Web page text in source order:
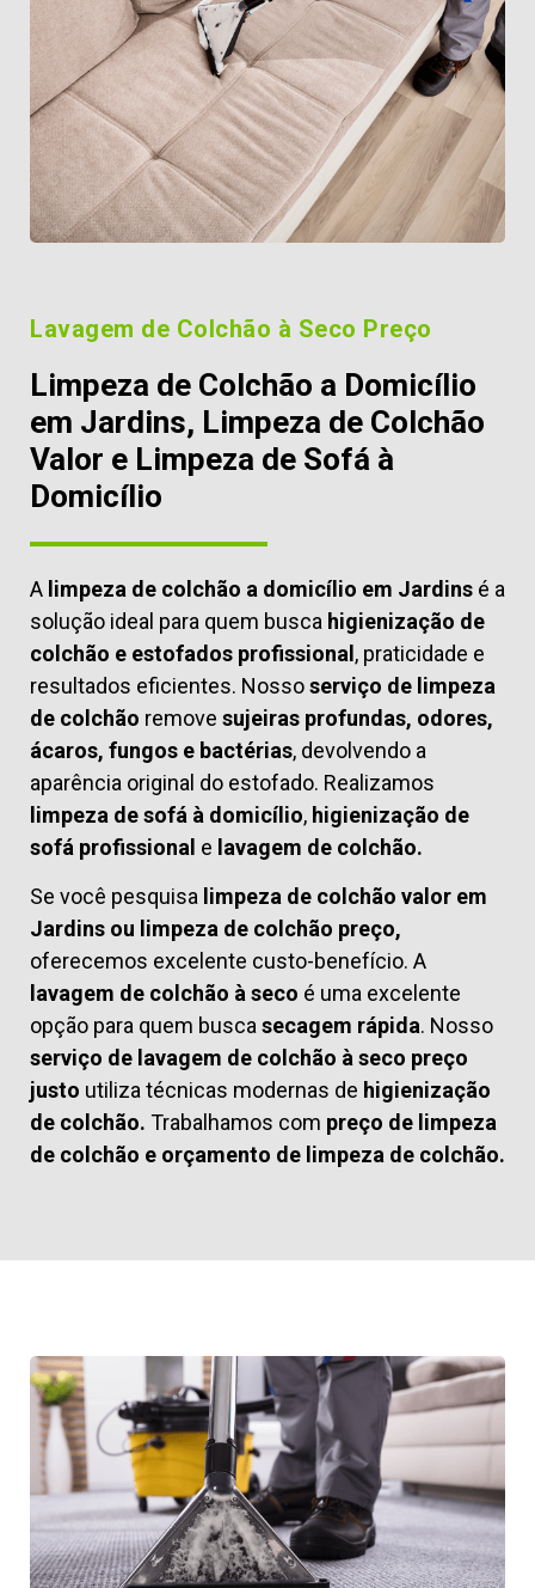
Lavagem de Colchão à Seco Preço
Limpeza de Colchão a Domicílio
em Jardins, Limpeza de Colchão
Valor e Limpeza de Sofá à
Domicílio
A limpeza de colchão a domicílio em Jardins é a
solução ideal para quem busca higienização de
colchão e estofados profissional, praticidade e
resultados eficientes. Nossoserviço de limpeza
de colchão remove sujeiras profundas, odores,
ácaros, fungos e bactérias, devolvendo a
aparência original do estofado. Realizamos
limpeza de sofá à domicílio, higienização de
sofá profissional e lavagem de colchão.
Se você pesquisa limpeza de colchão valor em
Jardins ou limpeza de colchão preço,
oferecemos excelente custo-benefício. A
lavagem de colchão à seco é uma excelente
opção para quem busca secagem rápida. Nosso
serviço de lavagem de colchão à seco preço
justo utiliza técnicas modernas de higienização
de colchão. Trabalhamos com preço de limpeza
de colchão e orçamento de limpeza de colchão.